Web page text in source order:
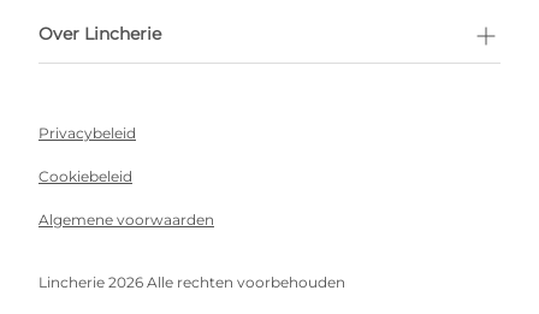
Over Lincherie
Privacybeleid
Cookiebeleid
Algemene voorwaarden
Lincherie 2026 Alle rechten voorbehouden